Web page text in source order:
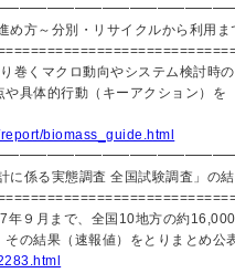
め方～分別・リサイクルから利用ま
巻くマクロ動向やシステム検討時
体的行動（キーアクション）を
。
biomass_guide.html
に係る実態調査 全国試験調査」の
９月まで、全国10地方の約
の結果（速報値）をとりまとめ公